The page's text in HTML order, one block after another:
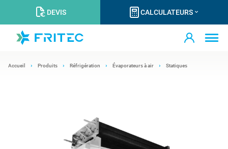
DEVIS CALCULATEURS
Accueil Produits Réfrigération Évaporateurs à air Statiques